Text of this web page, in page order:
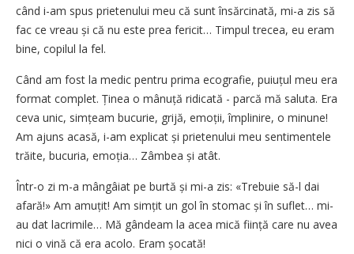
când i-am spus prietenului meu că sunt însărcinată, mi-a zis să
fac ce vreau și că nu este prea fericit… Timpul trecea, eu eram
bine, copilul la fel.
Când am fost la medic pentru prima ecografie, puiuțul meu era
format complet. Ținea o mânuță ridicată - parcă mă saluta. Era
ceva unic, simțeam bucurie, grijă, emoții, împlinire, o minune!
Am ajuns acasă, i-am explicat și prietenului meu sentimentele
trăite, bucuria, emoția… Zâmbea și atât.
Într-o zi m-a mângâiat pe burtă și mi-a zis: «Trebuie să-l dai
afară!» Am amuțit! Am simțit un gol în stomac și în suflet… mi-
au dat lacrimile… Mă gândeam la acea mică ființă care nu avea
nici o vină că era acolo. Eram șocată!